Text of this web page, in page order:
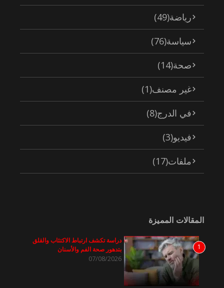
رياضة(49)
سياسة(76)
صحة(14)
غير مصنف(1)
في الدرج(8)
فيديو(3)
ملفات(17)
المقالات المميزة
1
دراسة تكشف ارتباط الاكتئاب والقلق
بتدهور صحة الفم والأسنان
07/08/2026